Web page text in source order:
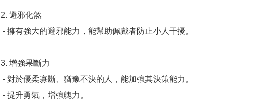
2. 避邪化煞
3. 增強果斷力